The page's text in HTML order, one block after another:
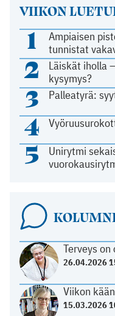
VIIKON
1
Ampiaisen
tunnistat
2
Läiskät iholla
kysymys?
3 Palleatyrä:
4
5
Unirytmi
Terveys
26.04.2026
Viikon
15.03.2026